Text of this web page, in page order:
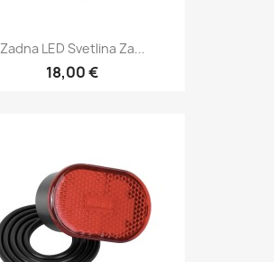
Zadna LED Svetlina Za...
18,00 €